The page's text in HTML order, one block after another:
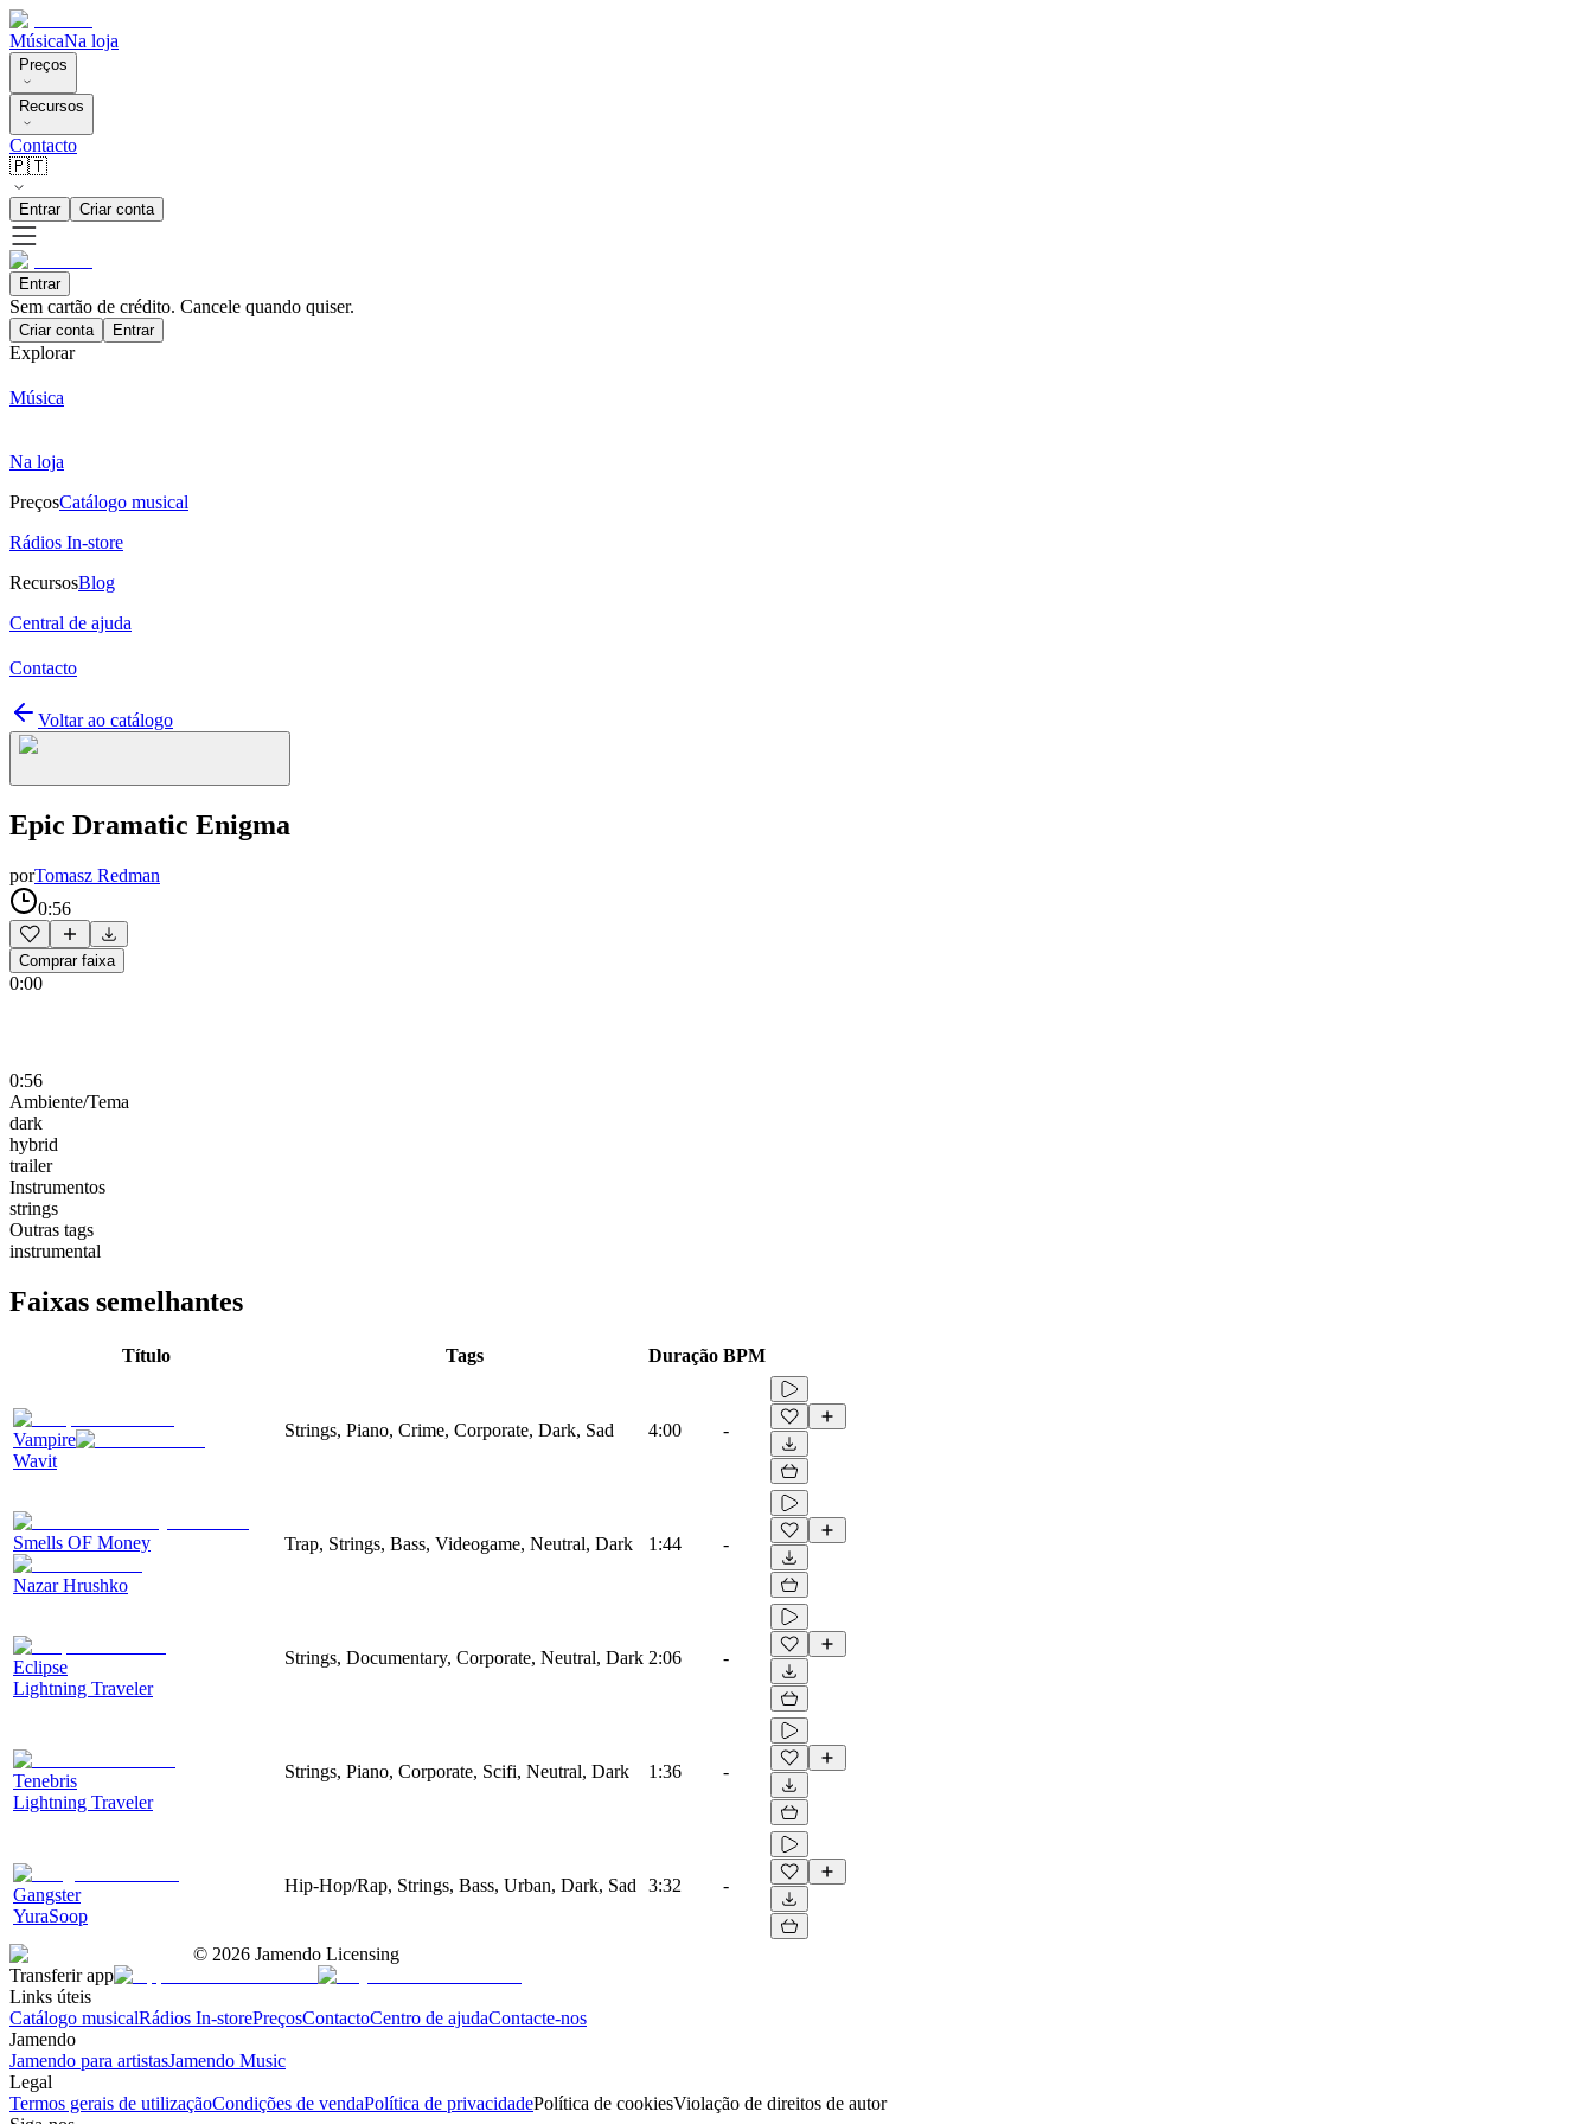
MúsicaNa loja
Preços
Recursos
Contacto
🇵🇹
Entrar Criar conta
Entrar
Sem cartão de crédito. Cancele quando quiser.
Criar conta Entrar
Explorar
Música
Na loja
PreçosCatálogo musical
Rádios In-store
RecursosBlog
Central de ajuda
Contacto
Voltar ao catálogo
Epic Dramatic Enigma
porTomasz Redman
0:56
Comprar faixa
0:00
0:56
Ambiente/Tema
dark
hybrid
trailer
Instrumentos
strings
Outras tags
instrumental
Faixas semelhantes
Título Tags Duração BPM
Vampire
Wavit
Strings, Piano, Crime, Corporate, Dark, Sad 4:00 -
Smells OF Money
Nazar Hrushko
Trap, Strings, Bass, Videogame, Neutral, Dark 1:44 -
Eclipse
Lightning Traveler
Strings, Documentary, Corporate, Neutral, Dark 2:06 -
Tenebris
Lightning Traveler
Strings, Piano, Corporate, Scifi, Neutral, Dark 1:36 -
Gangster
YuraSoop
Hip-Hop/Rap, Strings, Bass, Urban, Dark, Sad 3:32 -
© 2026 Jamendo Licensing
Transferir app
Links úteis
Catálogo musicalRádios In-storePreçosContactoCentro de ajudaContacte-nos
Jamendo
Jamendo para artistasJamendo Music
Legal
Termos gerais de utilizaçãoCondições de vendaPolítica de privacidadePolítica de cookiesViolação de direitos de autor